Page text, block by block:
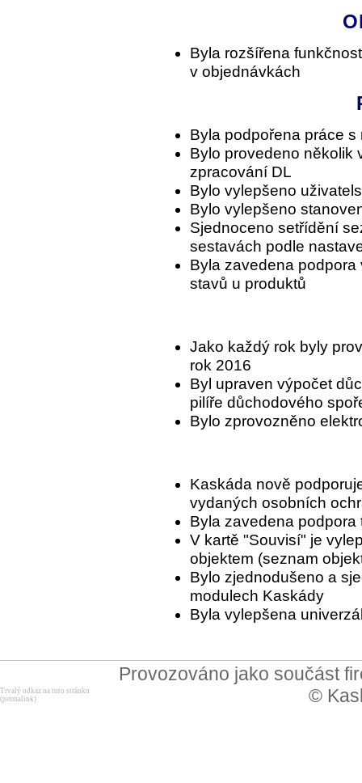
Byla rozšířena
v objednávkách
Byla podpořena práce
Bylo provedeno několik
zpracování DL
Bylo vylepšeno
Bylo vylepšeno
Sjednoceno setřídění
sestavách podle
Byla zavedena
stavů u produktů
Jako každý rok byly
rok 2016
Byl upraven výpočet
pilíře důchodového
Bylo zprovozněno
Kaskáda nově
vydaných osobních
Byla zavedena
V kartě "Souvisí" je
objektem (seznam
Bylo zjednodušeno a
modulech Kaskády
Byla vylepšena
Provozováno jako součást
©
Trvalý odkaz na tuto stránku
(permalink)